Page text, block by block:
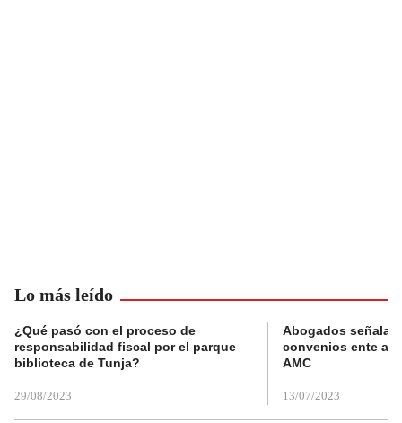
Lo más leído
¿Qué pasó con el proceso de
responsabilidad fiscal por el parque
biblioteca de Tunja?
29/08/2023
Abogados
convenios ente
AMC
13/07/2023